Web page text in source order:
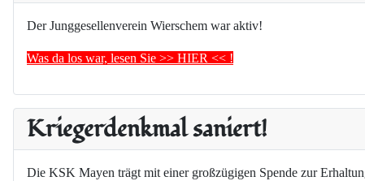
Der Junggesellenverein Wierschem war aktiv!
Was da los war, lesen Sie >> HIER << !
Kriegerdenkmal saniert!
Die KSK Mayen trägt mit einer großzügigen Spende zur